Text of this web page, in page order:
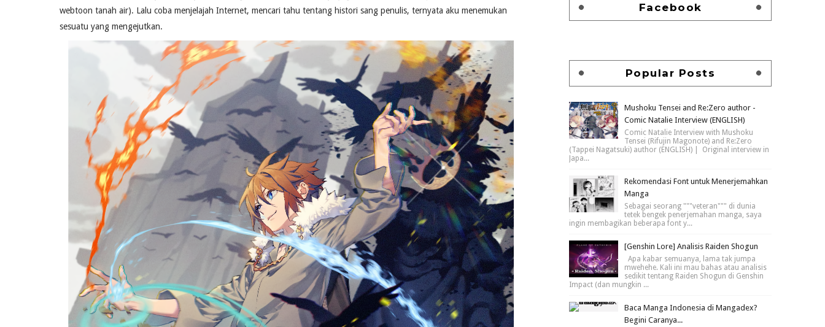
webtoon tanah air). Lalu coba menjelajah Internet, mencari tahu tentang histori sang penulis, ternyata aku menemukan
sesuatu yang mengejutkan.
Facebook
Popular Posts
Mushoku Tensei and Re:Zero author -
Comic Natalie Interview (ENGLISH)
Comic Natalie Interview with Mushoku
Tensei (Rifujin Magonote) and Re:Zero
(Tappei Nagatsuki) author (ENGLISH) | Original interview in
Japa...
Rekomendasi Font untuk Menerjemahkan
Manga
Sebagai seorang """veteran""" di dunia
tetek bengek penerjemahan manga, saya
ingin membagikan beberapa font y...
[Genshin Lore] Analisis Raiden Shogun
Apa kabar semuanya, lama tak jumpa
mwehehe. Kali ini mau bahas atau analisis
sedikit tentang Raiden Shogun di Genshin
Impact (dan mungkin ...
Baca Manga Indonesia di Mangadex?
Begini Caranya...